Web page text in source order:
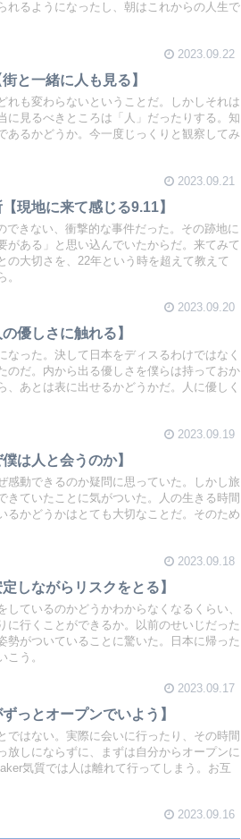
れるようになったし、朝はこれからの人生で
2023.09.22
と一緒に人も見る】
れも変わらないということだ。しかしそれは
に見るべきところは「人」だったりする。知
あるかどうか。今一度じっくりと観察してみ
2023.09.21
現地に来て感じる9.11】
きない、衝撃的な事件だった。その跡地に
がある」と思い込んでいたからだ。来てみて
の大切さを、22年という時を超えて教えて
2023.09.20
優しさに触れる】
った。決して日本をディスるわけではなく
のだ。内から出る優しさを僕らは持っておか
あとは表に出せるかどうかだ。人に優しく
2023.09.19
は人と会うのか】
感動できるのか疑問に思っていた。しかし旅
きていたことに気がついた。人の生きる時間
るかどうかはとても大切なことだ。そのため
2023.09.18
しながらリスクをとる】
ているのかどうかわからなくなるくらい、
行くことができるか。以前のせいじだった
勢がついていることに驚いた。日本に帰った
う。
2023.09.17
っとオープンでいよう】
はない。実際に会いに行ったり、その時間
放しにならずに、まずは自分からオープンに
気質では人は離れて行ってしまう。お互
2023.09.16